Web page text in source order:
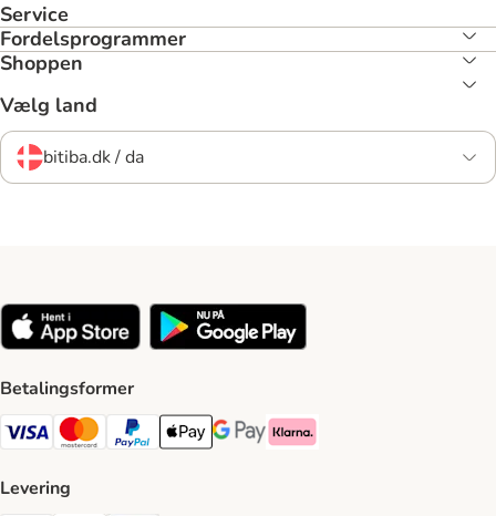
Service
Fordelsprogrammer
Shoppen
Vælg land
bitiba.dk / da
Betalingsformer
VISA Payment Method
Mastercard Payment Method
Paypal Payment Method
Apple Pay Payment Method
Google Pay Payment Method
Klarna Payment Method
Levering